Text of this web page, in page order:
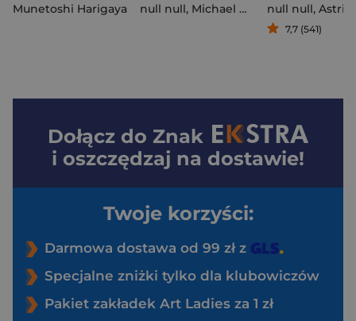
Munetoshi Harigaya
null null, Michael Bird
null null, Astrid
7,7 (541)
Dołącz do Znak
i oszczędzaj na dostawie!
Twoje korzyści:
Darmowa dostawa od 99 zł z
Specjalne zniżki tylko dla klubowiczów
Pakiet zakładek Art Ladies za 1 zł